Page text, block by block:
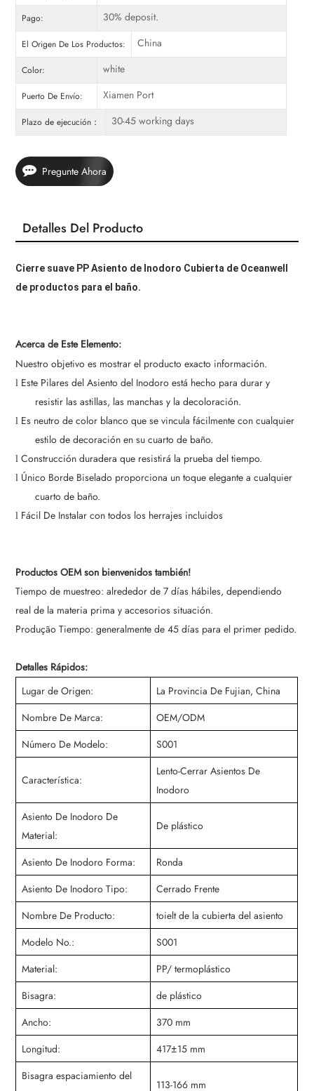
Pago: 30% deposit.
El Origen De Los Productos: China
Color: white
Puerto De Envío: Xiamen Port
Plazo de ejecución： 30-45 working days
Pregunte Ahora
Detalles Del Producto
Cierre suave PP Asiento de Inodoro Cubierta de Oceanwell
de productos para el baño.
Acerca de Este Elemento:
Nuestro objetivo es mostrar el producto exacto información.
l Este Pilares del Asiento del Inodoro está hecho para durar y
resistir las astillas, las manchas y la decoloración.
l Es neutro de color blanco que se vincula fácilmente con cualquier
estilo de decoración en su cuarto de baño.
l Construcción duradera que resistirá la prueba del tiempo.
l Único Borde Biselado proporciona un toque elegante a cualquier
cuarto de baño.
l Fácil De Instalar con todos los herrajes incluidos
Productos OEM son bienvenidos también!
Tiempo de muestreo: alrededor de 7 días hábiles, dependiendo
real de la materia prima y accesorios situación.
Produção Tiempo: generalmente de 45 días para el primer pedido.
Detalles Rápidos:
Lugar de Origen:
La Provincia De Fujian, China
Nombre De Marca:
OEM/ODM
Número De Modelo:
S001
Característica:
Lento-Cerrar Asientos De
Inodoro
Asiento De Inodoro De
Material:
De plástico
Asiento De Inodoro Forma:
Ronda
Asiento De Inodoro Tipo:
Cerrado Frente
Nombre De Producto:
toielt de la cubierta del asiento
Modelo No.:
S001
Material:
PP/ termoplástico
Bisagra:
de plástico
Ancho:
370 mm
Longitud:
417±15 mm
Bisagra espaciamiento del
113-166 mm